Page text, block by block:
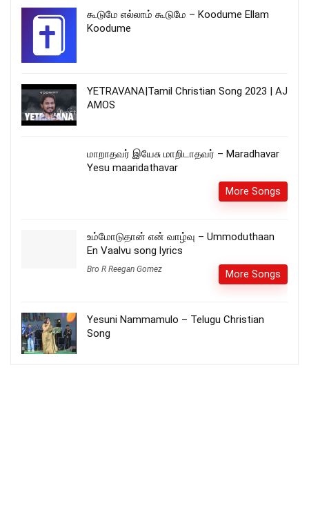
கூடுமே எல்லாம் கூடுமே – Koodume Ellam
Koodume
YETRAVANA|Tamil Christian Song 2023 | AJ
AMOS
மாறாதவர் இயேசு மாறிடாதவர் – Maradhavar
Yesu maaridathavar
More Songs
உம்மோடுதான் என் வாழ்வு – Ummoduthaan
En Vaalvu song lyrics
Bro R Reegan Gomez More Songs
Yesuni Nammamulo – Telugu Christian
Song